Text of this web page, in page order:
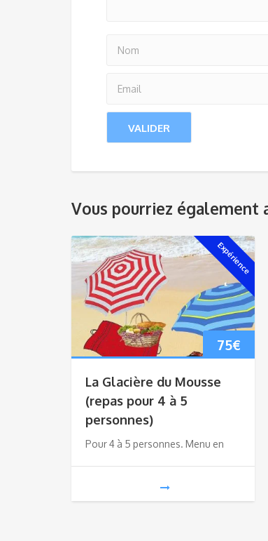
Vous pourriez également
Expérience
75€
La Glacière du Mousse
(repas pour 4 à 5
personnes)
Pour 4 à 5 personnes. Menu en